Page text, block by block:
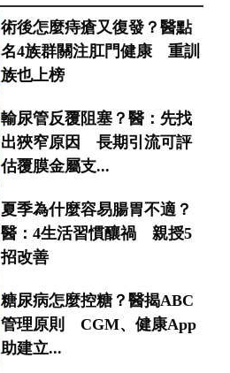
術後怎麼痔瘡又復發？醫點
名4族群關注肛門健康 重訓
族也上榜
輸尿管反覆阻塞？醫：先找
出狹窄原因 長期引流可評
估覆膜金屬支...
夏季為什麼容易腸胃不適？
醫：4生活習慣釀禍 親授5
招改善
糖尿病怎麼控糖？醫揭ABC
管理原則 CGM、健康App
助建立...